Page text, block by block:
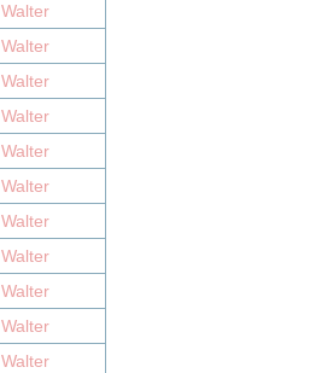
Walter
Walter
Walter
Walter
Walter
Walter
Walter
Walter
Walter
Walter
Walter